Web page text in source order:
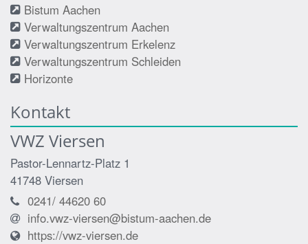
Bistum Aachen
Verwaltungszentrum Aachen
Verwaltungszentrum Erkelenz
Verwaltungszentrum Schleiden
Horizonte
Kontakt
VWZ Viersen
Pastor-Lennartz-Platz 1
41748 Viersen
0241/ 44620 60
info.vwz-viersen@bistum-aachen.de
https://vwz-viersen.de